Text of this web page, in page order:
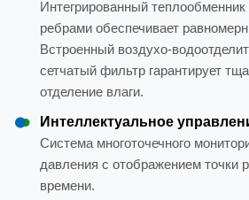
Интегрированный
ребрами обеспечивает
Встроенный воздухо-
сетчатый фильтр гарантирует
отделение влаги.
Интеллектуальное
Система многоточечного
давления с отображением точки
времени.